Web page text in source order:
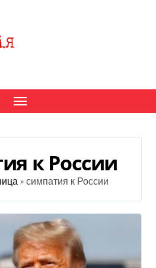
к России
» симпатия к России